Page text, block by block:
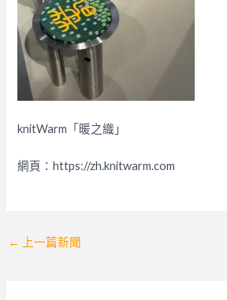
knitWarm「暖之織」
網頁：https://zh.knitwarm.com
Post
← 上一篇新聞